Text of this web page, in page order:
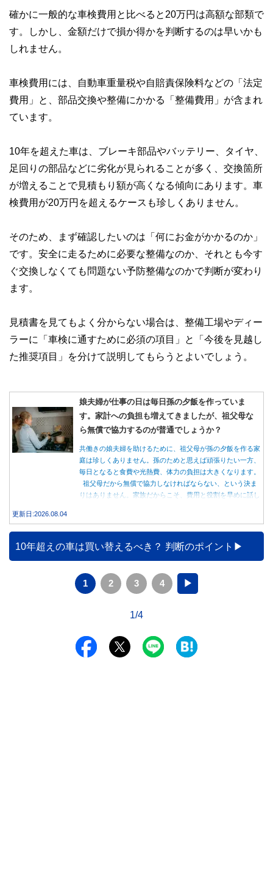
確かに一般的な車検費用と比べると20万円は高額な部類で
す。しかし、金額だけで損か得かを判断するのは早いかも
しれません。
車検費用には、自動車重量税や自賠責保険料などの「法定
費用」と、部品交換や整備にかかる「整備費用」が含まれ
ています。
10年を超えた車は、ブレーキ部品やバッテリー、タイヤ、
足回りの部品などに劣化が見られることが多く、交換箇所
が増えることで見積もり額が高くなる傾向にあります。車
検費用が20万円を超えるケースも珍しくありません。
そのため、まず確認したいのは「何にお金がかかるのか」
です。安全に走るために必要な整備なのか、それとも今す
ぐ交換しなくても問題ない予防整備なのかで判断が変わり
ます。
見積書を見てもよく分からない場合は、整備工場やディー
ラーに「車検に通すために必須の項目」と「今後を見越し
た推奨項目」を分けて説明してもらうとよいでしょう。
娘夫婦が仕事の日は毎日孫の夕飯を作っていま
す。家計への負担も増えてきましたが、祖父母な
ら無償で協力するのが普通でしょうか？
共働きの娘夫婦を助けるために、祖父母が孫の夕飯を作る家
庭は珍しくありません。孫のためと思えば頑張りたい一方、
毎日となると食費や光熱費、体力の負担は大きくなります。
祖父母だから無償で協力しなければならない、という決ま
りはありません。家族だからこそ、費用と役割を早めに話し
更新日:2026.08.04
10年超えの車は買い替えるべき？ 判断のポイント
1 2 3 4 ▶
1/4